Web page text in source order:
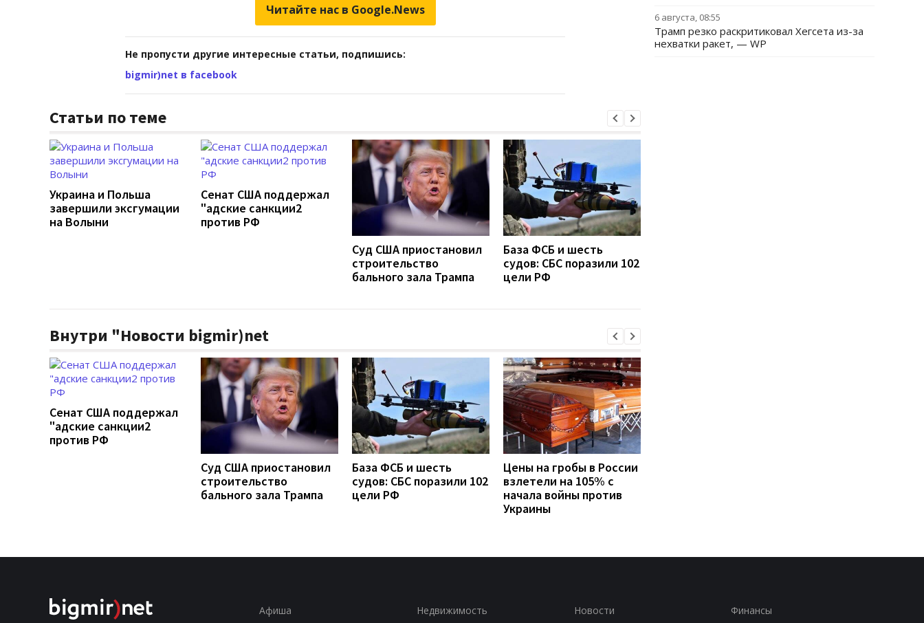
Читайте нас в Google.News
Не пропусти другие интересные статьи, подпишись:
bigmir)net в facebook
Статьи по теме
Украина и Польша
завершили эксгумации
на Волыни
Сенат США поддержал
"адские санкции2
против РФ
Суд США приостановил
строительство
бального зала Трампа
База ФСБ и шесть
судов: СБС поразили 102
цели РФ
Внутри "Новости bigmir)net
Сенат США поддержал
"адские санкции2
против РФ
Суд США приостановил
строительство
бального зала Трампа
База ФСБ и шесть
судов: СБС поразили 102
цели РФ
Цены на гробы в России
взлетели на 105% с
начала войны против
Украины
6 августа, 08:55
Трамп резко раскритиковал Хегсета из-за
нехватки ракет, — WP
Афиша Недвижимость Новости Финансы